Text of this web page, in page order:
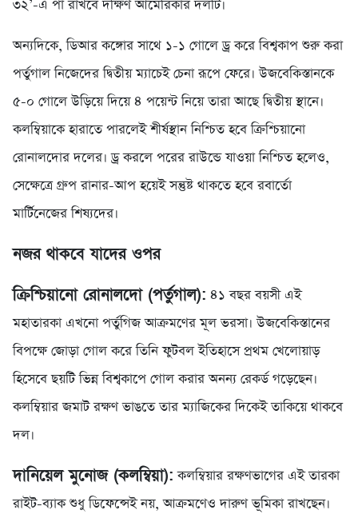
৩২’-এ পা রাখবে দক্ষিণ আমেরিকার দলটি।
অন্যদিকে, ডিআর কঙ্গোর সাথে ১-১ গোলে ড্র করে বিশ্বকাপ শুরু করা
পর্তুগাল নিজেদের দ্বিতীয় ম্যাচেই চেনা রূপে ফেরে। উজবেকিস্তানকে
৫-০ গোলে উড়িয়ে দিয়ে ৪ পয়েন্ট নিয়ে তারা আছে দ্বিতীয় স্থানে।
কলম্বিয়াকে হারাতে পারলেই শীর্ষস্থান নিশ্চিত হবে ক্রিশ্চিয়ানো
রোনালদোর দলের। ড্র করলে পরের রাউন্ডে যাওয়া নিশ্চিত হলেও,
সেক্ষেত্রে গ্রুপ রানার-আপ হয়েই সন্তুষ্ট থাকতে হবে রবার্তো
মার্টিনেজের শিষ্যদের।
নজর থাকবে যাদের ওপর
ক্রিশ্চিয়ানো রোনালদো (পর্তুগাল): ৪১ বছর বয়সী এই
মহাতারকা এখনো পর্তুগিজ আক্রমণের মূল ভরসা। উজবেকিস্তানের
বিপক্ষে জোড়া গোল করে তিনি ফুটবল ইতিহাসে প্রথম খেলোয়াড়
হিসেবে ছয়টি ভিন্ন বিশ্বকাপে গোল করার অনন্য রেকর্ড গড়েছেন।
কলম্বিয়ার জমাট রক্ষণ ভাঙতে তার ম্যাজিকের দিকেই তাকিয়ে থাকবে
দল।
দানিয়েল মুনোজ (কলম্বিয়া): কলম্বিয়ার রক্ষণভাগের এই তারকা
রাইট-ব্যাক শুধু ডিফেন্সেই নয়, আক্রমণেও দারুণ ভূমিকা রাখছেন।